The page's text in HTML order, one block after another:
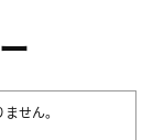
せん。